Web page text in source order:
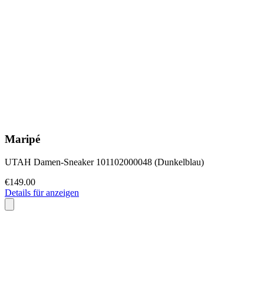
Maripé
UTAH Damen-Sneaker 101102000048 (Dunkelblau)
€149.00
Details für anzeigen